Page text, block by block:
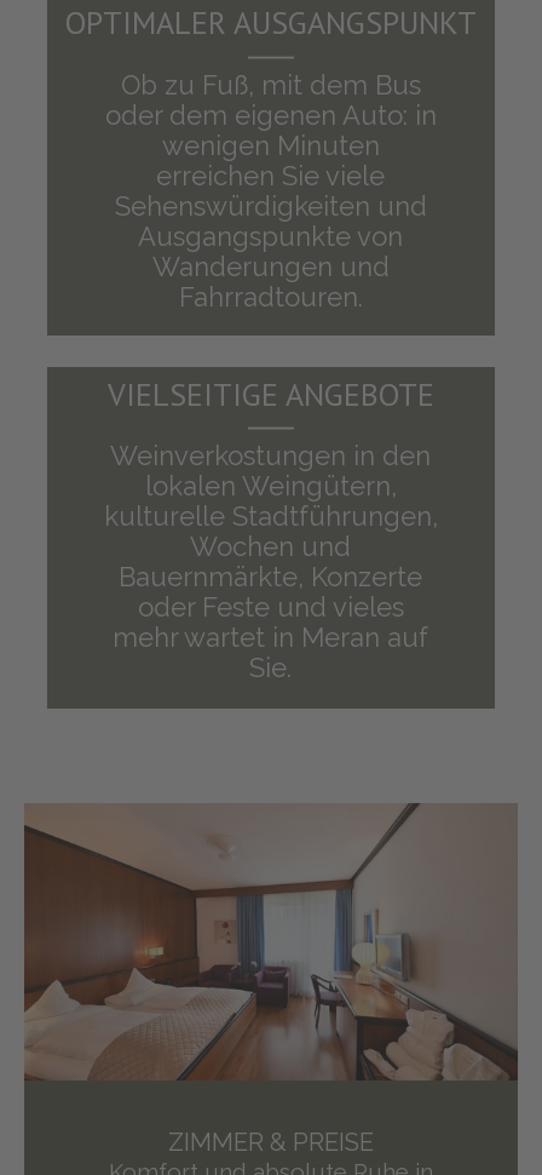
OPTIMALER AUSGANGSPUNKT
Ob zu Fuß, mit dem Bus
oder dem eigenen Auto: in
wenigen Minuten
erreichen Sie viele
Sehenswürdigkeiten und
Ausgangspunkte von
Wanderungen und
Fahrradtouren.
VIELSEITIGE ANGEBOTE
Weinverkostungen in den
lokalen Weingütern,
kulturelle Stadtführungen,
Wochen und
Bauernmärkte, Konzerte
oder Feste und vieles
mehr wartet in Meran auf
Sie.
ZIMMER & PREISE